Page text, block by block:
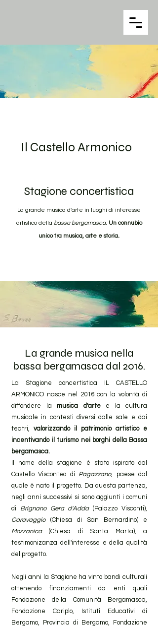
Il Castello Armonico
Stagione concertistica
La grande musica d'arte in luoghi di interesse
artistico della bassa bergamasca. Un connubio
unico tra musica, arte e storia.
La grande musica nella
bassa bergamasca dal 2016.
La Stagione concertistica IL CASTELLO
ARMONICO nasce nel 2016 con la volontà di
diffondere la musica d'artee la cultura
musicale in contesti diversi dalle sale e dai
teatri, valorizzando il patrimonio artistico e
incentivando il turismo nei borghi della Bassa
bergamasca.
Il nome della stagione è stato ispirato dal
Castello Visconteo di Pagazzano, paese dal
quale è nato il progetto. Da questa partenza,
negli anni successivi si sono aggiunti i comuni
di Brignano Gera d'Adda(Palazzo Visconti),
Caravaggio (Chiesa di San Bernardino) e
Mozzanica(Chiesa di Santa Marta), a
testimonizanza dell'interesse e della qualità
del progetto.
Negli anni la Stagione ha vinto bandi culturali
ottenendo finanziamenti da enti quali
Fondazione della Comunità Bergamasca,
Fondazione Cariplo, Istituti Educativi di
Bergamo, Provincia di Bergamo, Fondazione